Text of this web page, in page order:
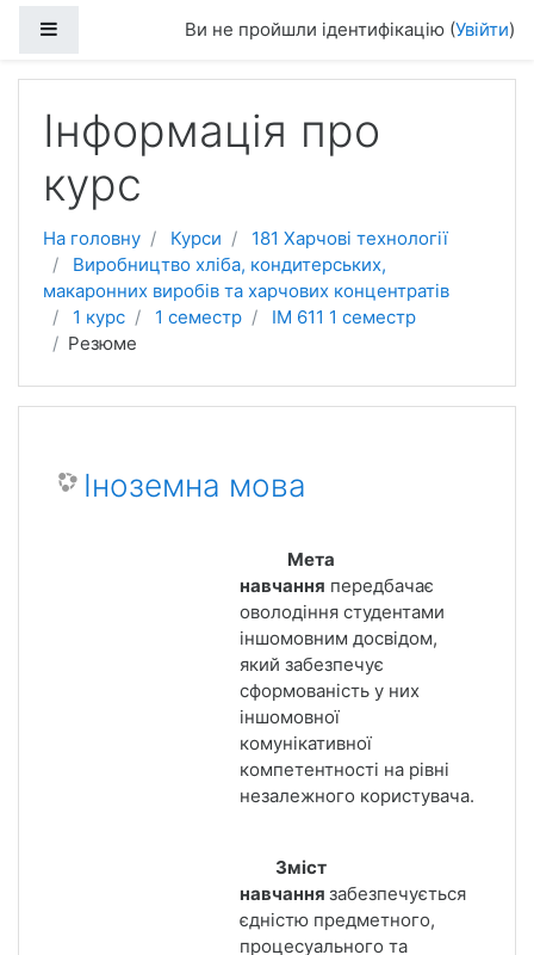
Ви не пройшли ідентифікацію (Увійти)
Інформація про
курс
На головну Курси
181 Харчові технології
Виробництво хліба, кондитерських,
макаронних виробів та харчових концентратів
1 курс
1 семестр
ІМ 611 1 семестр
Резюме
Іноземна мова
Мета
навчання передбачає
оволодіння студентами
іншомовним досвідом,
який забезпечує
сформованість у них
іншомовної
комунікативної
компетентності на рівні
незалежного користувача.
Зміст
навчання забезпечується
єдністю предметного,
процесуального та